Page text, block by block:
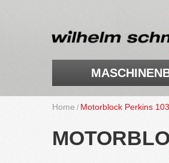
Home Mo­tor­block Per­kins